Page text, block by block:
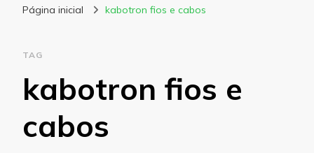
Página inicial kabotron fios e cabos
TAG
kabotron fios e
cabos